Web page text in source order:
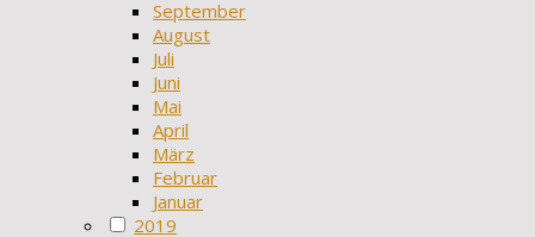
September
August
Juli
Juni
Mai
April
März
Februar
Januar
2019